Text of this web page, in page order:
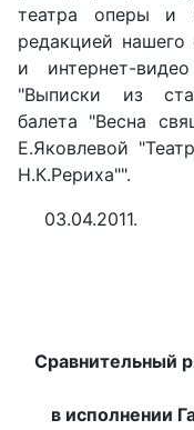
театра оперы и
редакцией
и интернет-
"Выписки из
балета "Весна
Е.Яковлевой
Н.К.Рериха"".
03.04.2011.
Сравнительный
в исполнении